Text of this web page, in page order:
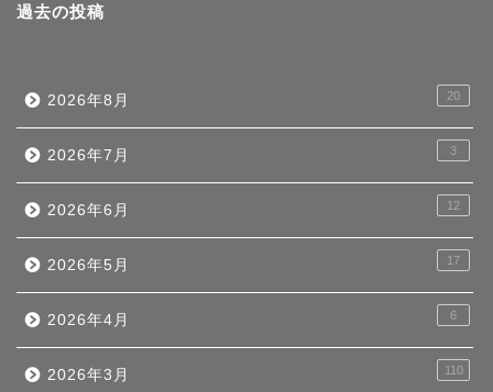
過去の投稿
2026年8月 20
2026年7月 3
2026年6月 12
2026年5月 17
2026年4月 6
2026年3月 110